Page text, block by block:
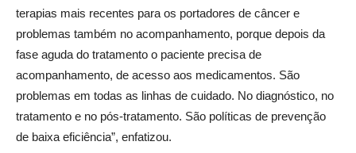
terapias mais recentes para os portadores de câncer e
problemas também no acompanhamento, porque depois da
fase aguda do tratamento o paciente precisa de
acompanhamento, de acesso aos medicamentos. São
problemas em todas as linhas de cuidado. No diagnóstico, no
tratamento e no pós-tratamento. São políticas de prevenção
de baixa eficiência”, enfatizou.